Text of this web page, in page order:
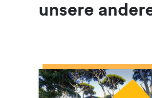
unsere